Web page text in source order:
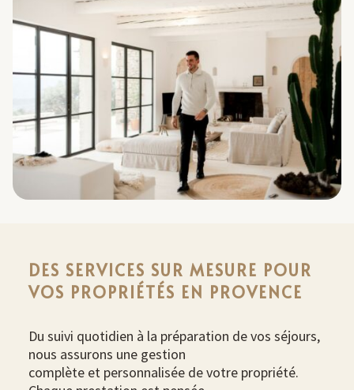
DES SERVICES SUR MESURE POUR
VOS PROPRIÉTÉS EN PROVENCE
Du suivi quotidien à la préparation de vos séjours,
nous assurons une gestion
complète et personnalisée de votre propriété.